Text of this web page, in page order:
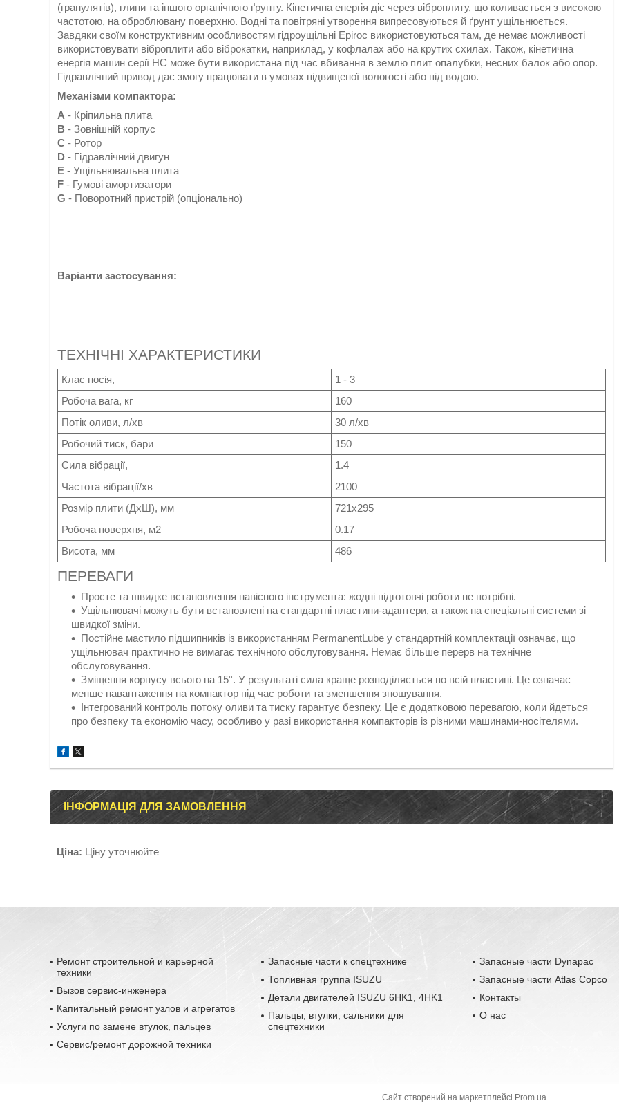
(гранулятів), глини та іншого органічного ґрунту. Кінетична енергія діє через віброплиту, що коливається з високою
частотою, на оброблювану поверхню. Водні та повітряні утворення випресовуються й ґрунт ущільнюється.
Завдяки своїм конструктивним особливостям гідроущільні Epiroc використовуються там, де немає можливості
використовувати віброплити або віброкатки, наприклад, у кофлалах або на крутих схилах. Також, кінетична
енергія машин серії HC може бути використана під час вбивання в землю плит опалубки, несних балок або опор.
Гідравлічний привод дає змогу працювати в умовах підвищеної вологості або під водою.
Механізми компактора:
A - Кріпильна плита
B - Зовнішній корпус
C - Ротор
D - Гідравлічний двигун
E - Ущільнювальна плита
F - Гумові амортизатори
G - Поворотний пристрій (опціонально)
Варіанти застосування:
ТЕХНІЧНІ ХАРАКТЕРИСТИКИ
Клас носія,
1 - 3
Робоча вага, кг
160
Потік оливи, л/хв
30 л/хв
Робочий тиск, бари
150
Сила вібрації,
1.4
Частота вібрації/хв
2100
Розмір плити (ДхШ), мм
721х295
Робоча поверхня, м2
0.17
Висота, мм
486
ПЕРЕВАГИ
Просте та швидке встановлення навісного інструмента: жодні підготовчі роботи не потрібні.
Ущільнювачі можуть бути встановлені на стандартні пластини-адаптери, а також на спеціальні системи зі
швидкої зміни.
Постійне мастило підшипників із використанням PermanentLube у стандартній комплектації означає, що
ущільнювач практично не вимагає технічного обслуговування. Немає більше перерв на технічне
обслуговування.
Зміщення корпусу всього на 15°. У результаті сила краще розподіляється по всій пластині. Це означає
менше навантаження на компактор під час роботи та зменшення зношування.
Інтегрований контроль потоку оливи та тиску гарантує безпеку. Це є додатковою перевагою, коли йдеться
про безпеку та економію часу, особливо у разі використання компакторів із різними машинами-носітелями.
ІНФОРМАЦІЯ ДЛЯ ЗАМОВЛЕННЯ
Ціна: Ціну уточнюйте
Ремонт строительной и карьерной
техники
Вызов сервис-инженера
Капитальный ремонт узлов и агрегатов
Услуги по замене втулок, пальцев
Сервис/ремонт дорожной техники
Запасные части к спецтехнике
Топливная группа ISUZU
Детали двигателей ISUZU 6HK1, 4HK1
Пальцы, втулки, сальники для
спецтехники
Запасные части Dynapac
Запасные части Atlas Copco
Контакты
О нас
Сайт створений на маркетплейсі Prom.ua